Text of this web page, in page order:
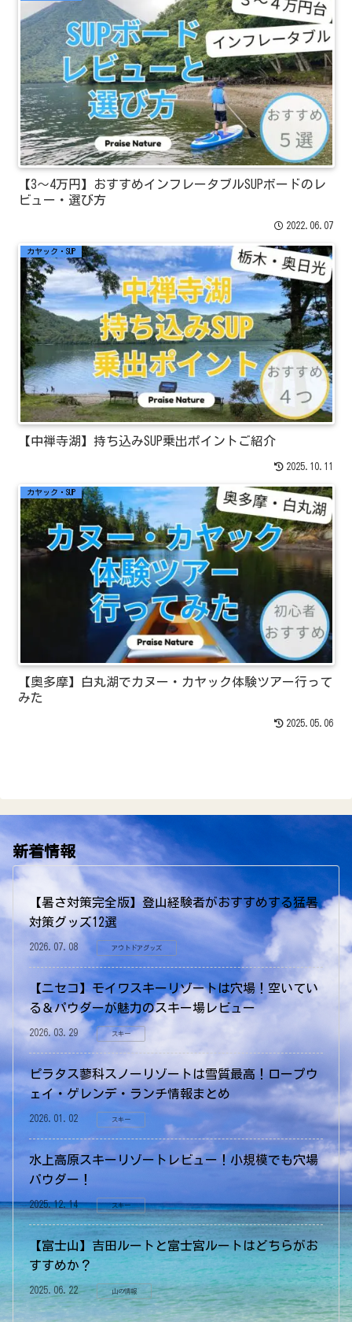
【3～4万円】おすすめインフレータブルSUPボードのレ
ビュー・選び方
2022.06.07
カヤック・SUP
【中禅寺湖】持ち込みSUP乗出ポイントご紹介
2025.10.11
カヤック・SUP
【奥多摩】白丸湖でカヌー・カヤック体験ツアー行って
みた
2025.05.06
新着情報
【暑さ対策完全版】登山経験者がおすすめする猛暑
対策グッズ12選
2026.07.08 アウトドアグッズ
【ニセコ】モイワスキーリゾートは穴場！空いてい
る＆パウダーが魅力のスキー場レビュー
2026.03.29 スキー
ピラタス蓼科スノーリゾートは雪質最高！ロープウ
ェイ・ゲレンデ・ランチ情報まとめ
2026.01.02 スキー
水上高原スキーリゾートレビュー！小規模でも穴場
パウダー！
2025.12.14 スキー
【富士山】吉田ルートと富士宮ルートはどちらがお
すすめか？
2025.06.22 山の情報